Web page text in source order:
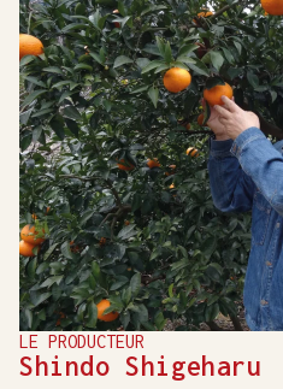
LE PRODUCTEUR
Shindo Shigeharu